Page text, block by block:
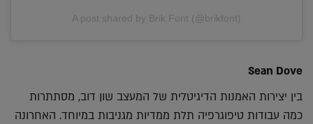
A post shared by Brik Font (@brikfont)
Sean Dove
בין יצירות האמנות הדיגיטלית של המעצב שון דוב, מסתתרות
כמה עבודות טיפוגרפיה תלת ממדיות מגניבות במיוחד. האחרונה